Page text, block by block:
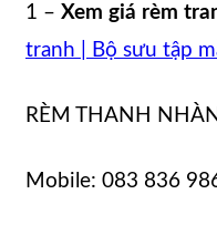
1 – Xem giá rèm
tranh | Bộ sưu tập
RÈM THANH NHÀN
Mobile: 083 836